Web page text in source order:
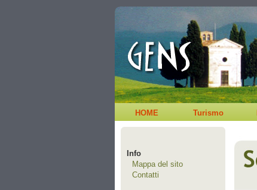
HOME Turismo
Info
Mappa del sito
Contatti